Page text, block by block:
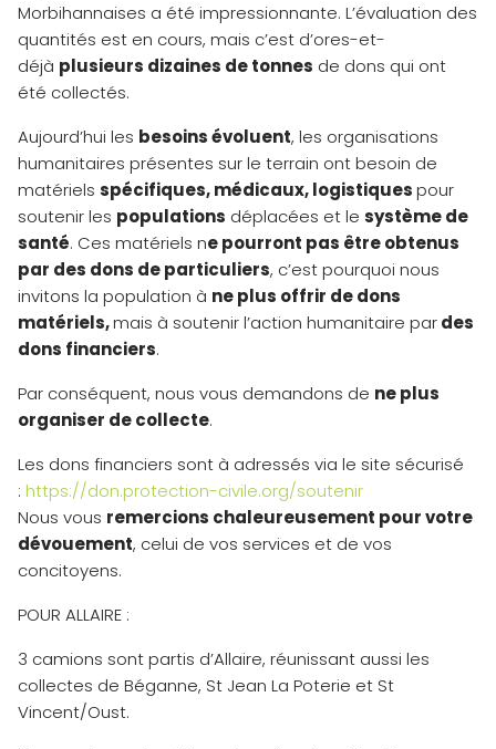
Morbihannaises a été impressionnante. L’évaluation des
quantités est en cours, mais c’est d’ores-et-
déjà plusieurs dizaines de tonnes de dons qui ont
été collectés.
Aujourd’hui les besoins évoluent, les organisations
humanitaires présentes sur le terrain ont besoin de
matériels spécifiques, médicaux, logistiquespour
soutenir les populations déplacées et le système de
santé. Ces matériels ne pourront pas être obtenus
par des dons de particuliers, c’est pourquoi nous
invitons la population à ne plus offrir de dons
matériels,mais à soutenir l’action humanitaire pardes
dons financiers.
Par conséquent, nous vous demandons de ne plus
organiser de collecte.
Les dons financiers sont à adressés via le site sécurisé
: https://don.protection-civile.org/soutenir
Nous vous remercions chaleureusement pour votre
dévouement, celui de vos services et de vos
concitoyens.
POUR ALLAIRE :
3 camions sont partis d’Allaire, réunissant aussi les
collectes de Béganne, St Jean La Poterie et St
Vincent/Oust.